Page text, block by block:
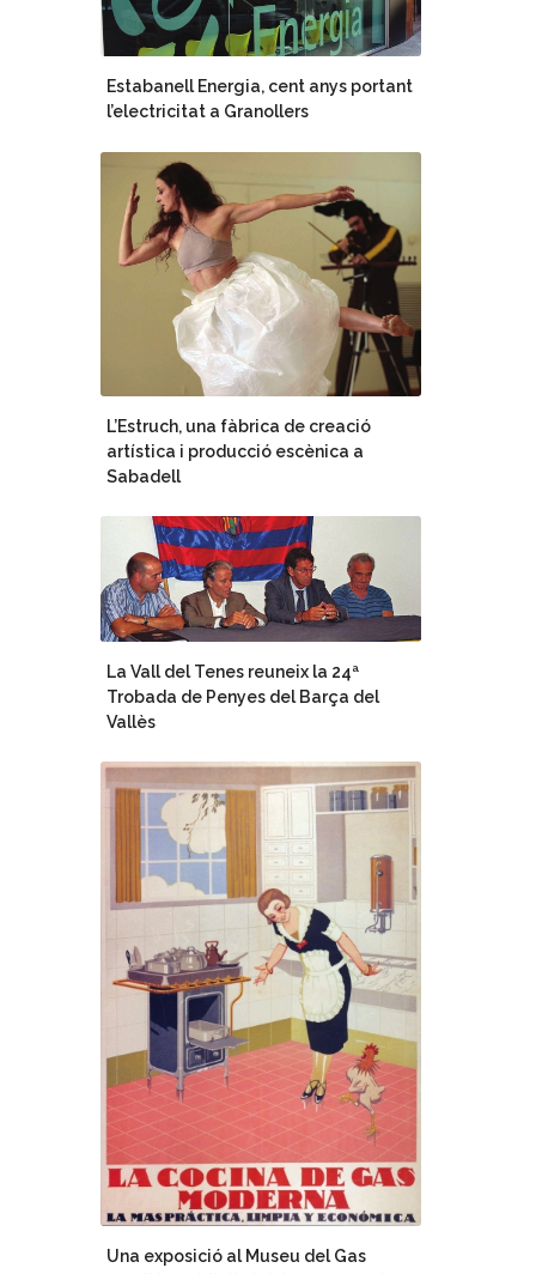
Estabanell Energia, cent anys portant
l’electricitat a Granollers
L’Estruch, una fàbrica de creació
artística i producció escènica a
Sabadell
La Vall del Tenes reuneix la 24ª
Trobada de Penyes del Barça del
Vallès
Una exposició al Museu del Gas